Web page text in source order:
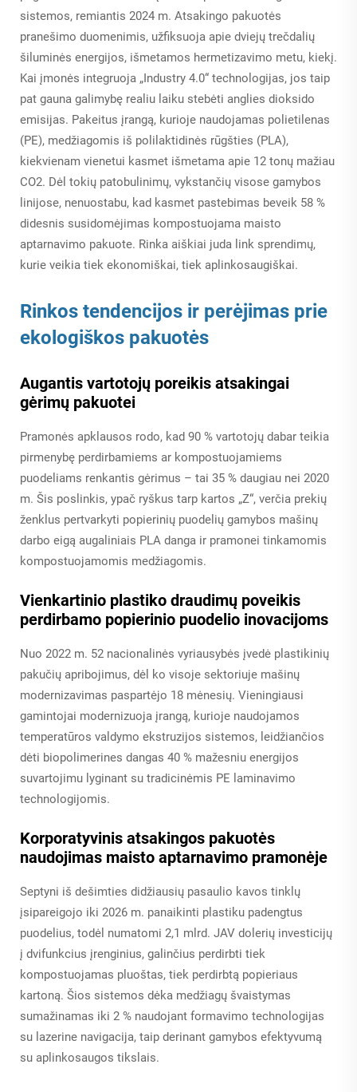
sistemos, remiantis 2024 m. Atsakingo pakuotės
pranešimo duomenimis, užfiksuoja apie dviejų trečdalių
šiluminės energijos, išmetamos hermetizavimo metu, kiekį.
Kai įmonės integruoja „Industry 4.0“ technologijas, jos taip
pat gauna galimybę realiu laiku stebėti anglies dioksido
emisijas. Pakeitus įrangą, kurioje naudojamas polietilenas
(PE), medžiagomis iš polilaktidinės rūgšties (PLA),
kiekvienam vienetui kasmet išmetama apie 12 tonų mažiau
CO2. Dėl tokių patobulinimų, vykstančių visose gamybos
linijose, nenuostabu, kad kasmet pastebimas beveik 58 %
didesnis susidomėjimas kompostuojama maisto
aptarnavimo pakuote. Rinka aiškiai juda link sprendimų,
kurie veikia tiek ekonomiškai, tiek aplinkosaugiškai.
Rinkos tendencijos ir perėjimas prie
ekologiškos pakuotės
Augantis vartotojų poreikis atsakingai
gėrimų pakuotei
Pramonės apklausos rodo, kad 90 % vartotojų dabar teikia
pirmenybę perdirbamiems ar kompostuojamiems
puodeliams renkantis gėrimus – tai 35 % daugiau nei 2020
m. Šis poslinkis, ypač ryškus tarp kartos „Z“, verčia prekių
ženklus pertvarkyti popierinių puodelių gamybos mašinų
darbo eigą augaliniais PLA danga ir pramonei tinkamomis
kompostuojamomis medžiagomis.
Vienkartinio plastiko draudimų poveikis
perdirbamo popierinio puodelio inovacijoms
Nuo 2022 m. 52 nacionalinės vyriausybės įvedė plastikinių
pakučių apribojimus, dėl ko visoje sektoriuje mašinų
modernizavimas paspartėjo 18 mėnesių. Vieningiausi
gamintojai modernizuoja įrangą, kurioje naudojamos
temperatūros valdymo ekstruzijos sistemos, leidžiančios
dėti biopolimerines dangas 40 % mažesniu energijos
suvartojimu lyginant su tradicinėmis PE laminavimo
technologijomis.
Korporatyvinis atsakingos pakuotės
naudojimas maisto aptarnavimo pramonėje
Septyni iš dešimties didžiausių pasaulio kavos tinklų
įsipareigojo iki 2026 m. panaikinti plastiku padengtus
puodelius, todėl numatomi 2,1 mlrd. JAV dolerių investicijų
į dvifunkcius įrenginius, galinčius perdirbti tiek
kompostuojamas pluoštas, tiek perdirbtą popieriaus
kartoną. Šios sistemos dėka medžiagų švaistymas
sumažinamas iki 2 % naudojant formavimo technologijas
su lazerine navigacija, taip derinant gamybos efektyvumą
su aplinkosaugos tikslais.